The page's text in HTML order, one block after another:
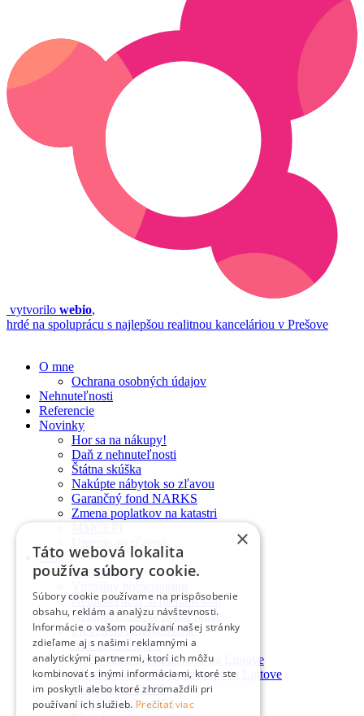
vytvorilo webio,
hrdé na spoluprácu s najlepšou realitnou kanceláriou v Prešove
O mne
Ochrana osobných údajov
Nehnuteľnosti
Referencie
Novinky
Hor sa na nákupy!
Daň z nehnuteľnosti
Štátna skúška
Nakúpte nábytok so zľavou
Garančný fond NARKS
Zmena poplatkov na katastri
Blog
Homestaging
Nehnuteľnosť si predám sám
Nehnuteľnosť sa predá sama
Preverená nehnuteľnosť
Ako predať byt 1
Prečo kúpiť nehnuteľnosť na Liptove
Ako vybrať ideálny pozemok na Liptove
Farby jesene 2025
Predaj zo zahraničia
×
Táto webová lokalita
používa súbory cookie.
Súbory cookie používame na prispôsobenie
obsahu, reklám a analýzu návštevnosti.
Informácie o vašom používaní našej stránky
zdieľame aj s našimi reklamnými a
analytickými partnermi, ktorí ich môžu
kombinovať s inými informáciami, ktoré ste
im poskytli alebo ktoré zhromaždili pri
používaní ich služieb. Prečítať viac